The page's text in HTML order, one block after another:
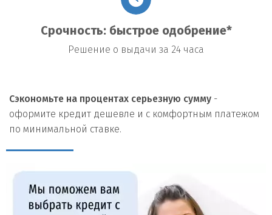
Срочность: быстрое одобрение*
Решение о выдачи за 24 часа
Сэкономьте на процентах серьезную сумму -
оформите кредит дешевле и с комфортным платежом
по минимальной ставке.